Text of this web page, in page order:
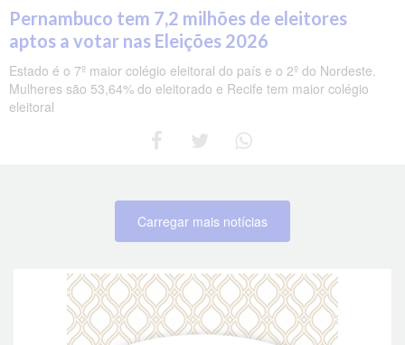
Pernambuco tem 7,2 milhões de eleitores
aptos a votar nas Eleições 2026
Estado é o 7º maior colégio eleitoral do país e o 2º do Nordeste.
Mulheres são 53,64% do eleitorado e Recife tem maior colégio
eleitoral
Carregar mais notícias